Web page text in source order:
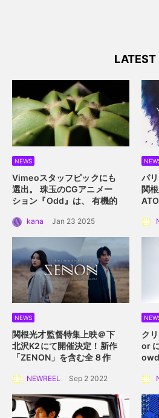
LATEST
NEWS
Vimeoスタッフピックにも
選出。 珠玉のCGアニメー
ション『Odd』は、 有機的
則性を描く。
kana Jan 23 2025
パ
関
ATO
れ
NEWS
関根光才監督特集上映＠下
北沢K2にて開催決定！ 新作
「ZENON」を含む全８作
NEWREEL Sep 2 2022
ク
or
（
浜